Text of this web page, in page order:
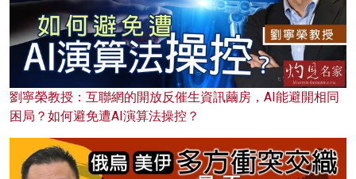
劉寧榮教授：互聯網的開放反催生資訊繭房，AI能避開相同
困局？如何避免遭AI演算法操控？